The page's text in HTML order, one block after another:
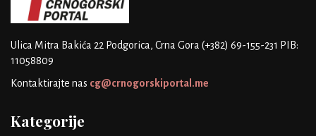
Ulica Mitra Bakića 22 Podgorica, Crna Gora (+382) 69-155-231 PIB:
11058809
Kontaktirajte nas cg@crnogorskiportal.me
Kategorije